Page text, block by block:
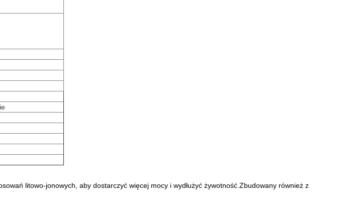
litowo-jonowych, aby dostarczyć więcej mocy i wydłużyć żywotność.Zbudowany również z